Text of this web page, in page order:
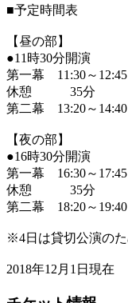
12月16日( 日 )
12月17日( 月 )
12月18日( 火 ) 11:30
12月19日( 水 ) 11:30
12月20日( 木 ) 11:30
12月21日( 金 )
11:30
12月22日( 土 )
■予定時間表
【昼の部】
●11時30分開演
第一幕 11:30～12:45
休憩 35分
第二幕 13:20～14:40
【夜の部】
●16時30分開演
第一幕 16:30～17:45
休憩 35分
第二幕 18:20～19:40
※4日は貸切公演のた
2018年12月1日現在